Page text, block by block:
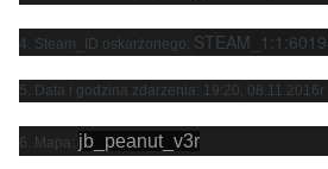
4. Steam_ID oskarżonego:
5. Data i godzina zdarzenia: 19:20, 08.11.2016r
6. Mapa: jb_peanut_v3r